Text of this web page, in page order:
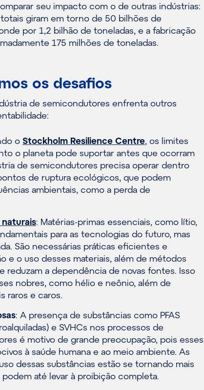
seu impacto com o de outras indústrias:
giram em torno de 50 bilhões de
por 1,2 bilhão de toneladas, e a fabricação
175 milhões de toneladas.
os desafios
de semicondutores enfrenta outros
o Stockholm Resilience Centre, os limites
o planeta pode suportar antes que ocorram
de semicondutores precisa operar dentro
de ruptura ecológicos, que podem
ambientais, como a perda de
: Matérias-primas essenciais, como lítio,
para as tecnologias do futuro, mas
São necessárias práticas eficientes e
e o uso desses materiais, além de métodos
reduzam a dependência de novas fontes. Isso
nobres, como hélio e neônio, além de
raros e caros.
: A presença de substâncias como PFAS
e SVHCs nos processos de
é motivo de grande preocupação, pois esses
à saúde humana e ao meio ambiente. As
dessas substâncias estão se tornando mais
até levar à proibição completa.